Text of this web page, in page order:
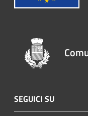
SEGUICI SU